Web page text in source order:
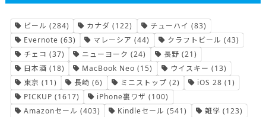
ビール (284) カナダ (122) チューハイ (83)
Evernote (63) マレーシア (44) クラフトビール (43)
チェコ (37) ニューヨーク (24) 長野 (21)
日本酒 (18) MacBook Neo (15) ウイスキー (13)
東京 (11) 長崎 (6) ミニストップ (2) iOS 28 (1)
PICKUP (1617) iPhone裏ワザ (100)
Amazonセール (403) Kindleセール (541) 雑学 (123)